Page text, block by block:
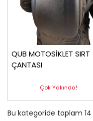
QUB MOTOSİKLET SIRT
ÇANTASI
Çok Yakında!
Bu kategoride toplam 14